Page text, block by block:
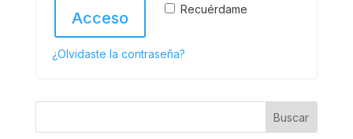
Recuérdame
Acceso
¿Olvidaste la contraseña?
Buscar